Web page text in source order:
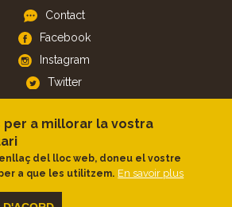
Contact
Facebook
Instagram
Twitter
APP
Android
per a millorar la vostra
del lloc web, doneu el vostre
a que les utilitzem. En savoir plus